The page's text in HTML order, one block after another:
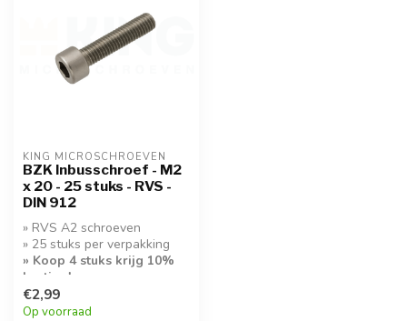
KING MICROSCHROEVEN
BZK Inbusschroef - M2
x 20 - 25 stuks - RVS -
DIN 912
» RVS A2 schroeven
» 25 stuks per verpakking
» Koop 4 stuks krijg 10%
korting!
€2,99
Op voorraad